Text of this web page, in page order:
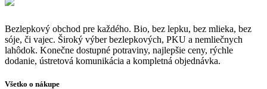
Bezlepkový obchod pre každého. Bio, bez lepku, bez mlieka, bez
sóje, či vajec. Široký výber bezlepkových, PKU a nemliečnych
lahôdok. Konečne dostupné potraviny, najlepšie ceny, rýchle
dodanie, ústretová komunikácia a kompletná objednávka.
Všetko o nákupe